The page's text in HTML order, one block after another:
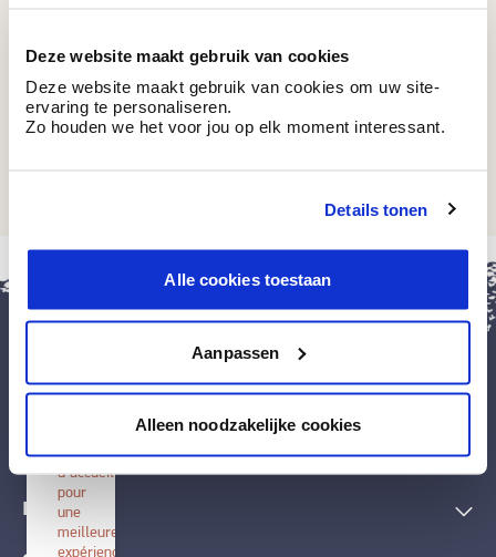
Deze website maakt gebruik van cookies
Deze website maakt gebruik van cookies om uw site-
ervaring te personaliseren.
Zo houden we het voor jou op elk moment interessant.
Details tonen
Alle cookies toestaan
Aanpassen
Alleen noodzakelijke cookies
Techniques décoratives
Inspiration
BOSS
application
écran
d'accueil
pour
une
meilleure
expérience.
fermer